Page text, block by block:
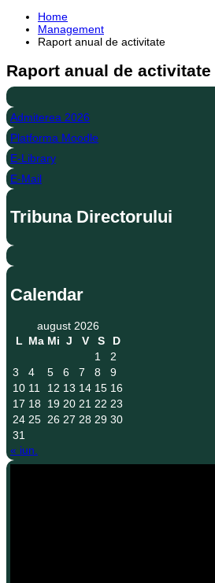
Home
Management
Raport anual de activitate
Raport anual de activitate
Admiterea 2026
Platforma Moodle
E-Library
E-Mail
Tribuna Directorului
Calendar
august 2026
L Ma Mi J V S
D
1
2
3
4 5 6 7 8
9
10 11 12 13 14 15 16
17 18 19 20 21 22 23
24 25 26 27 28 29 30
31
« iun.